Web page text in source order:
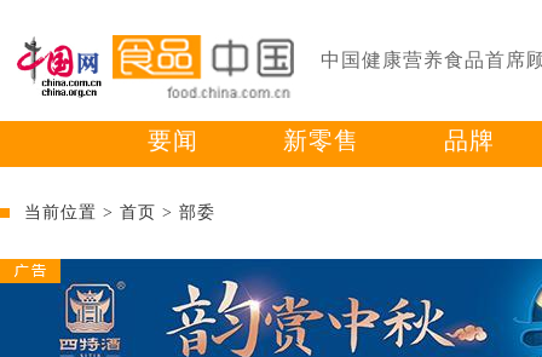
中国健康营养食品首席
要闻 新零售 品牌
当前位置 > 首页 > 部委